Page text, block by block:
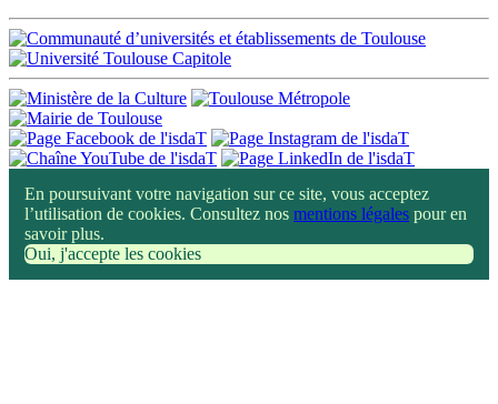
En poursuivant votre navigation sur ce site, vous acceptez
l’utilisation de cookies. Consultez nos mentions légales pour en
savoir plus.
Oui, j'accepte les cookies